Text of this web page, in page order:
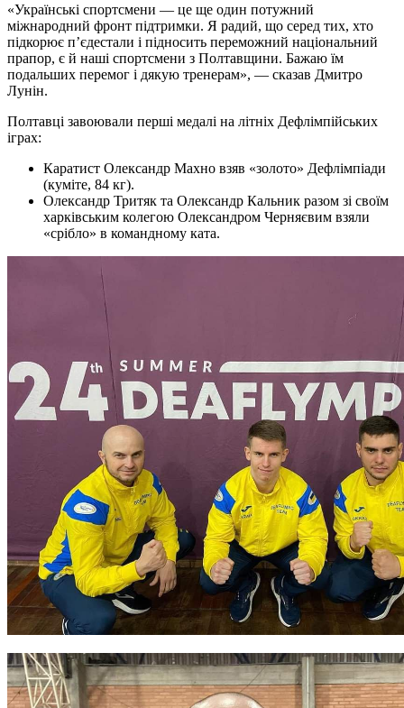
«Українські спортсмени — це ще один потужний
міжнародний фронт підтримки. Я радий, що серед тих, хто
підкорює пʼєдестали і підносить переможний національний
прапор, є й наші спортсмени з Полтавщини. Бажаю їм
подальших перемог і дякую тренерам», — сказав Дмитро
Лунін.
Полтавці завоювали перші медалі на літніх Дефлімпійських
іграх:
Каратист Олександр Махно взяв «золото» Дефлімпіади
(куміте, 84 кг).
Олександр Тритяк та Олександр Кальник разом зі своїм
харківським колегою Олександром Черняєвим взяли
«срібло» в командному ката.